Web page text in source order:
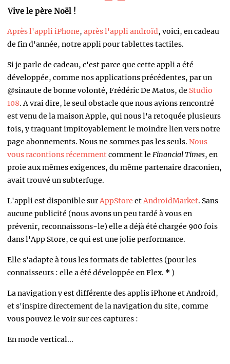
Vive le père Noël !
Après l'appli iPhone, après l'appli androïd, voici, en cadeau
de fin d'année, notre appli pour tablettes tactiles.
Si je parle de cadeau, c'est parce que cette appli a été
développée, comme nos applications précédentes, par un
@sinaute de bonne volonté, Frédéric De Matos, de Studio
108. A vrai dire, le seul obstacle que nous ayions rencontré
est venu de la maison Apple, qui nous l'a retoquée plusieurs
fois, y traquant impitoyablement le moindre lien vers notre
page abonnements. Nous ne sommes pas les seuls. Nous
vous racontions récemmentcomment le Financial Times, en
proie aux mêmes exigences, du même partenaire draconien,
avait trouvé un subterfuge.
L'appli est disponible surAppStore etAndroidMarket. Sans
aucune publicité (nous avons un peu tardé à vous en
prévenir, reconnaissons-le) elle a déjà été chargée 900 fois
dans l'App Store, ce qui est une jolie performance.
Elle s'adapte à tous les formats de tablettes (pour les
connaisseurs : elle a été développée en Flex. * )
La navigation y est différente des applis iPhone et Android,
et s'inspire directement de la navigation du site, comme
vous pouvez le voir sur ces captures :
En mode vertical...